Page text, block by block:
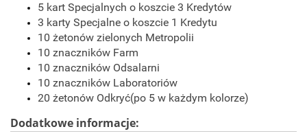
5 kart Specjalnych o koszcie 3 Kredytów
3 karty Specjalne o koszcie 1 Kredytu
10 żetonów zielonych Metropolii
10 znaczników Farm
10 znaczników Odsalarni
10 znaczników Laboratoriów
20 żetonów Odkryć(po 5 w każdym kolorze)
Dodatkowe informacje: